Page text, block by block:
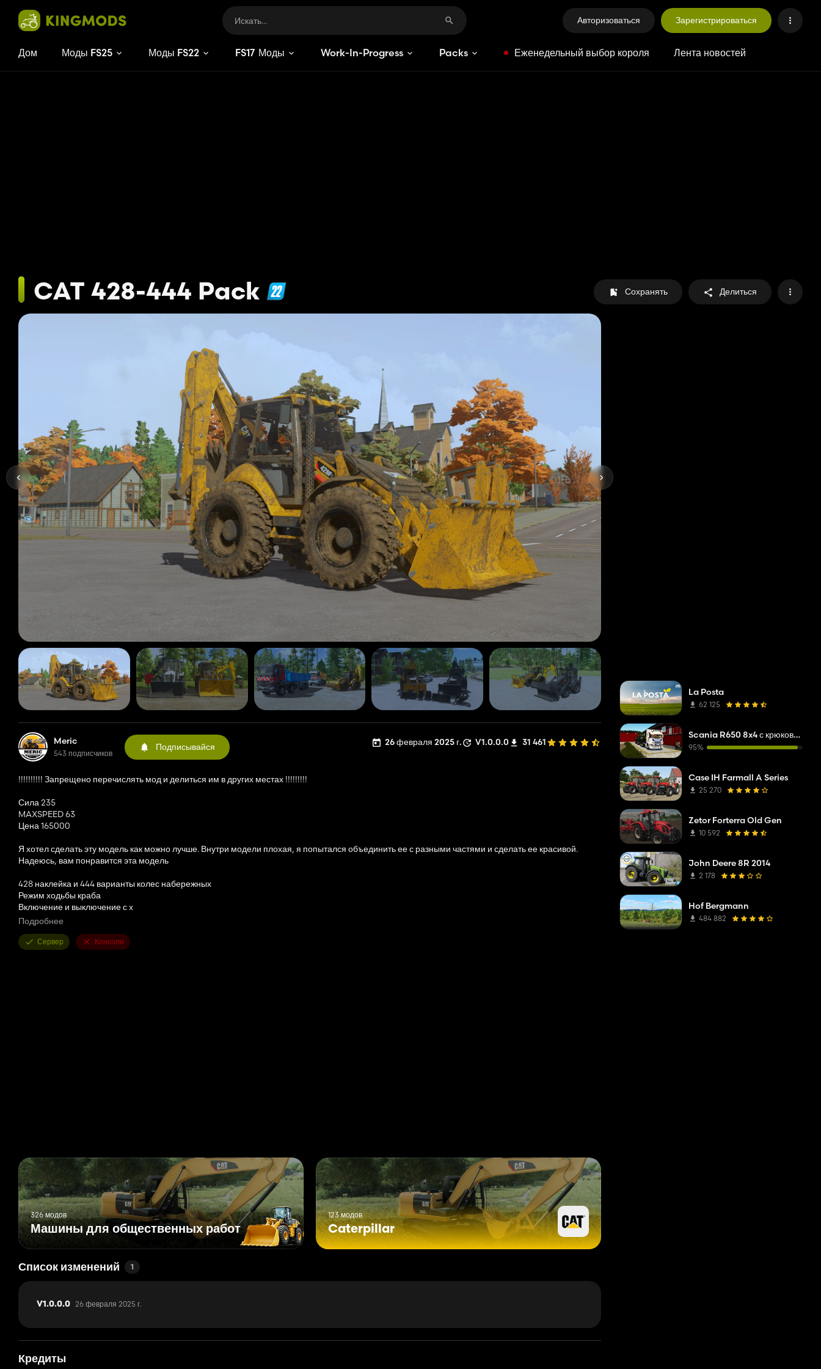
Авторизоваться Зарегистрироваться
Дом Моды FS25 Моды FS22 FS17 Моды Work-In-Progress Packs Еженедельный выбор короля Лента новостей
CAT 428-444 Pack Сохранять Делиться
Meric
543 подписчиков
Подписывайся 26 февраля 2025 г. V1.0.0.0 31 461
!!!!!!!!!! Запрещено перечислять мод и делиться им в других местах !!!!!!!!!
Сила 235
MAXSPEED 63
Цена 165000
Я хотел сделать эту модель как можно лучше. Внутри модели плохая, я попытался объединить ее с разными частями и сделать ее красивой.
Надеюсь, вам понравится эта модель
428 наклейка и 444 варианты колес набережных
Режим ходьбы краба
Включение и выключение с x
Правая дверь левая дверная заднее окно открывается оживленно открывается
Вилка вилки и передняя ковша опция
Подробнее
Сервер Консоли
326 модов
Машины для общественных работ
123 модов
Caterpillar
Список изменений 1
V1.0.0.0 26 февраля 2025 г.
Кредиты
La Posta
62 125
Scania R650 8x4 с крюковым погрузчиком Joab
95%
Case IH Farmall A Series
25 270
Zetor Forterra Old Gen
10 592
John Deere 8R 2014
2 178
Hof Bergmann
484 882